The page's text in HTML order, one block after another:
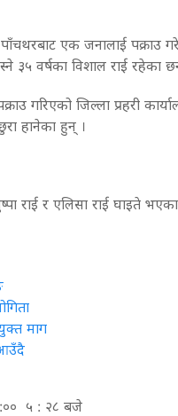
पाँचथरबाट एक जनालाई पक्राउ
३५ वर्षका विशाल राई रहेका
गरिएको जिल्ला प्रहरी
हानेका हुन् ।
राई र एलिसा राई घाइते
माग
५ : २८ बजे